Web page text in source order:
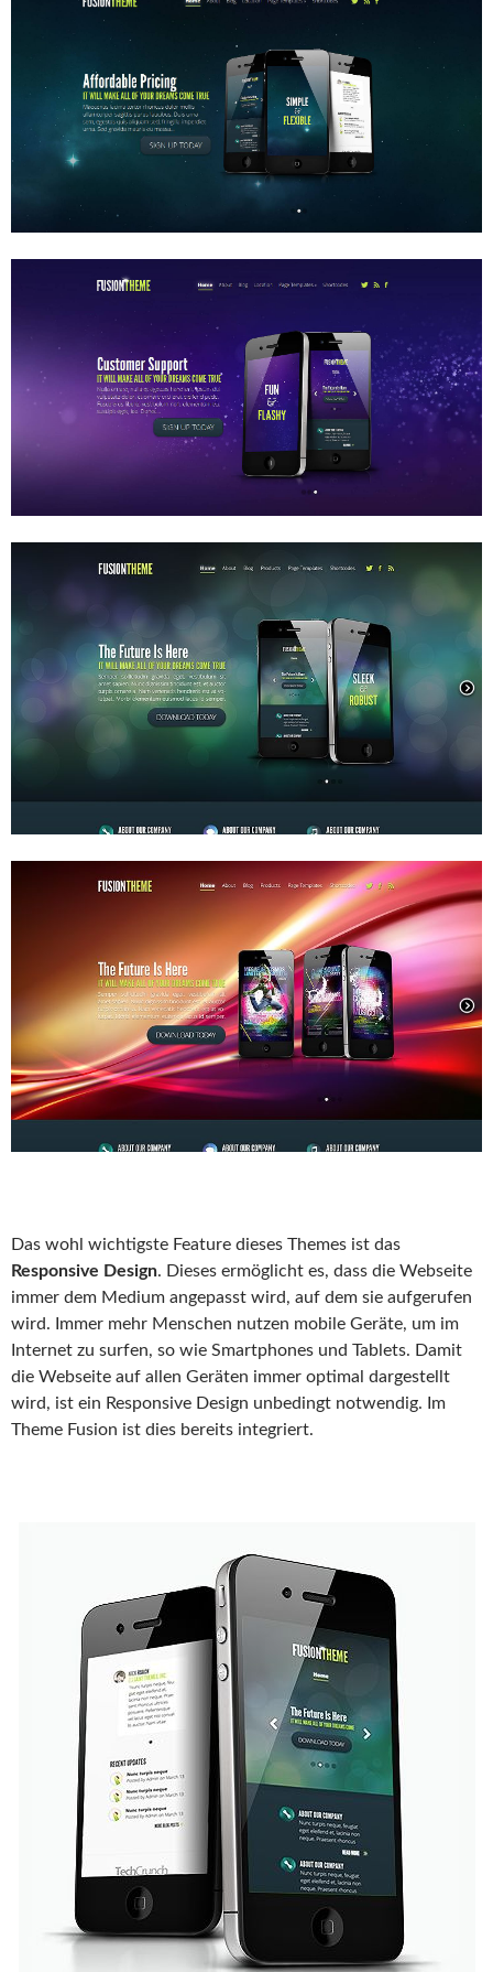
Das wohl wichtigste Feature dieses Themes ist das
Responsive Design. Dieses ermöglicht es, dass die Webseite
immer dem Medium angepasst wird, auf dem sie aufgerufen
wird. Immer mehr Menschen nutzen mobile Geräte, um im
Internet zu surfen, so wie Smartphones und Tablets. Damit
die Webseite auf allen Geräten immer optimal dargestellt
wird, ist ein Responsive Design unbedingt notwendig. Im
Theme Fusion ist dies bereits integriert.